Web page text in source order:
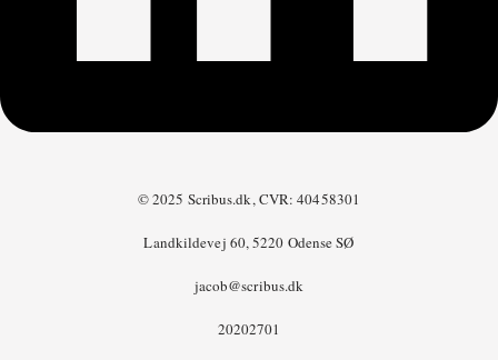
© 2025 Scribus.dk, CVR: 40458301
Landkildevej 60, 5220 Odense SØ
jacob@scribus.dk
20202701